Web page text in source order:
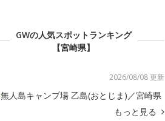
GWの人気スポットランキング
【宮崎県】
2026/08/08 更新
無人島キャンプ場 乙島(おとじま)／宮崎県
もっと見る